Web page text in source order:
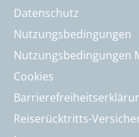
Datenschutz
Nutzungsbedingungen
Nutzungsbedingungen
Cookies
Reiserücktritts-